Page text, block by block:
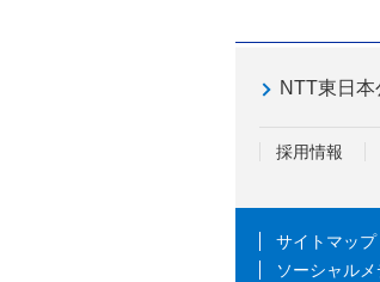
NTT東日本
採用情報
サイトマップ
ソーシャル